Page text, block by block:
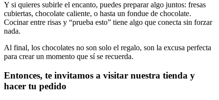
Y si quieres subirle el encanto, puedes preparar algo juntos: fresas
cubiertas, chocolate caliente, o hasta un fondue de chocolate.
Cocinar entre risas y “prueba esto” tiene algo que conecta sin forzar
nada.
Al final, los chocolates no son solo el regalo, son la excusa perfecta
para crear un momento que sí se recuerda.
Entonces, te invitamos a visitar nuestra tienda y
hacer tu pedido